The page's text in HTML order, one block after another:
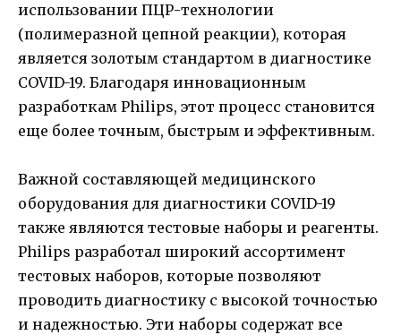
использовании ПЦР-технологии
(полимеразной цепной реакции), которая
является золотым стандартом в диагностике
COVID-19. Благодаря инновационным
разработкам Philips, этот процесс становится
еще более точным, быстрым и эффективным.
Важной составляющей медицинского
оборудования для диагностики COVID-19
также являются тестовые наборы и реагенты.
Philips разработал широкий ассортимент
тестовых наборов, которые позволяют
проводить диагностику с высокой точностью
и надежностью. Эти наборы содержат все